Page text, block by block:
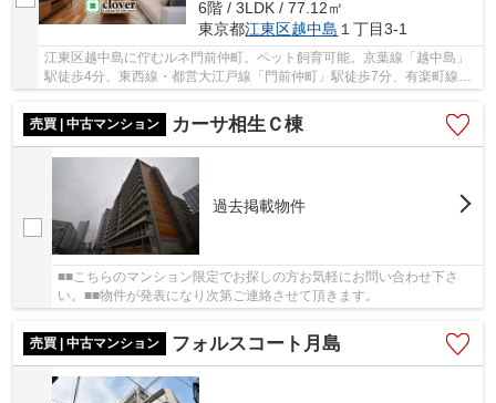
6階 / 3LDK / 77.12㎡
東京都江東区越中島 １丁目3-1
江東区越中島に佇むルネ門前仲町。ペット飼育可能。京葉線「越中島」
駅徒歩4分、東西線・都営大江戸線「門前仲町」駅徒歩7分、有楽町線
売買 | 中古マンション
カーサ相生Ｃ棟
過去掲載物件
■■こちらのマンション限定でお探しの方お気軽にお問い合わせ下さ
い。■■物件が発表になり次第ご連絡させて頂きます。
売買 | 中古マンション フォルスコート月島